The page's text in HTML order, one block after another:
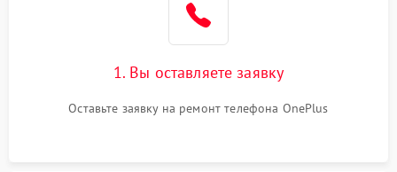
1. Вы оставляете заявку
Оставьте заявку на ремонт телефона OnePlus